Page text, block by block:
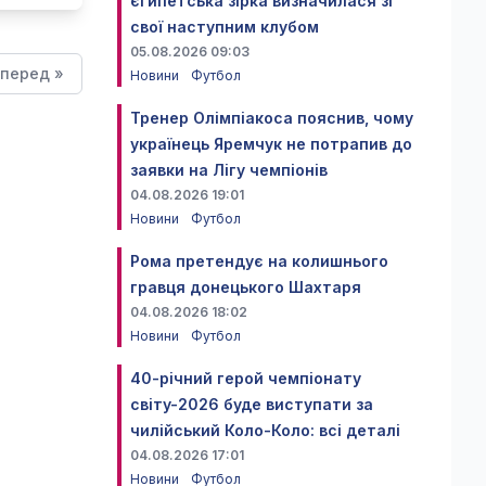
»
свої наступним клубом
05.08.2026 09:03
Новини
Футбол
Тренер Олімпіакоса пояснив, чому
українець Яремчук не потрапив до
заявки на Лігу чемпіонів
04.08.2026 19:01
Новини
Футбол
Рома претендує на колишнього
гравця донецького Шахтаря
04.08.2026 18:02
Новини
Футбол
40-річний герой чемпіонату
світу-2026 буде виступати за
чилійський Коло-Коло: всі деталі
04.08.2026 17:01
Новини
Футбол